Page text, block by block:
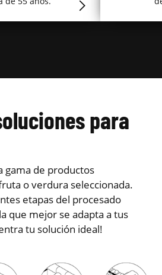
para
gama de productos
o verdura seleccionada.
etapas del procesado
que mejor se adapta a tus
tu solución ideal!